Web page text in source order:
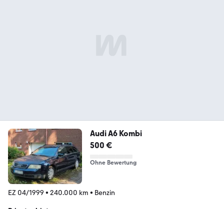
Audi A6 Kombi
500 €
Ohne Bewertung
EZ 04/1999 • 240.000 km • Benzin